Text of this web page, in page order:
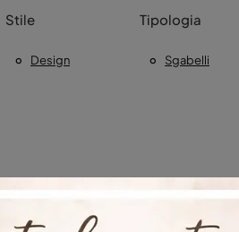
Stile
Design
Tipologia
Sgabelli